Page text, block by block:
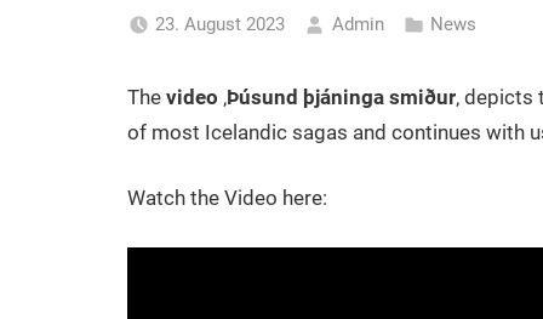
23. August 2023 Admin News
The video ‚Þúsund þjáninga smiður‚ depicts
of most Icelandic sagas and continues with
Watch the Video here: